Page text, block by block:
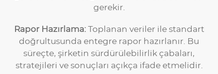
gerekir.
Rapor Hazırlama:Toplanan veriler ile standart
doğrultusunda entegre rapor hazırlanır. Bu
süreçte, şirketin sürdürülebilirlik çabaları,
stratejileri ve sonuçları açıkça ifade etmelidir.